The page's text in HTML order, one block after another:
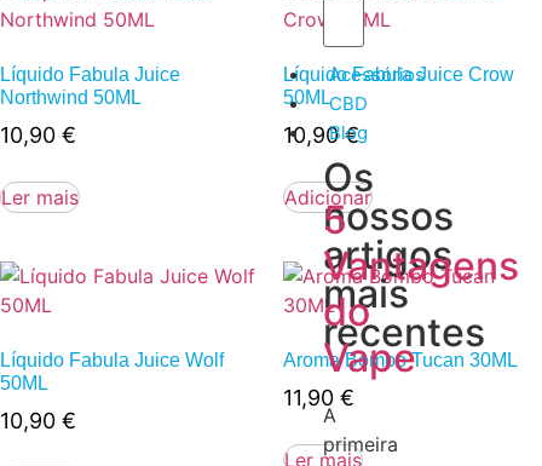
Acessórios
CBD
Blog
Os
nossos
artigos
mais
recentes
5
Vantagens
do
Vape
A
primeira
Líquido Fabula Juice
Northwind 50ML
10,90 €
Ler mais
Líquido Fabula Juice Crow
50ML
10,90€
Adicionar
Líquido Fabula Juice Wolf
50ML
10,90 €
Aroma Bombo Tucan 30ML
11,90 €
Ler mais